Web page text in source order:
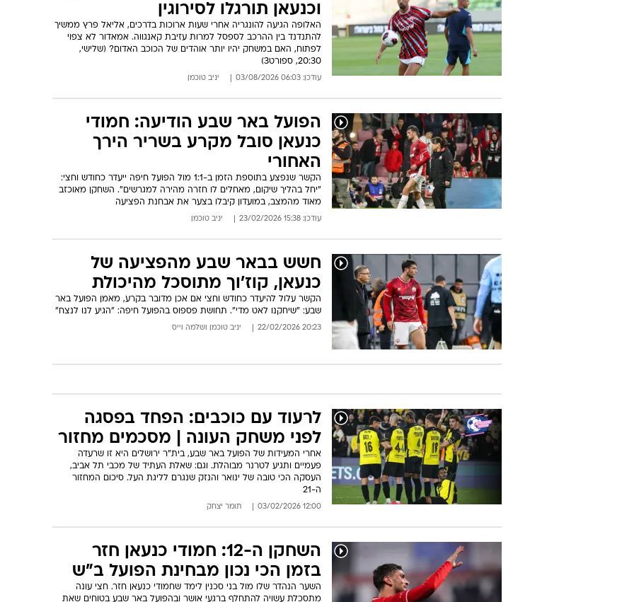
וכנעאן תורגלו לסירוגין
האלופה הגיעה להונגריה אחרי שעות ארוכות בדרכים, אליאל פרץ ממשיך
להתנדנד בין ההרכב לספסל למרות עזיבת קאנגווה. אמאדור לא צפוי
לפתוח, האם במשחק יהיו יותר אוהדים של הכוכב האדום? (שלישי,
20:30, ספורט3)
עודכן: 06:03 03/08/2026 יניב טוכמן
הפועל באר שבע הודיעה: חמודי
כנעאן סובל מקרע בשריר הירך
האחורי
הקשר שנפצע בתוספת הזמן ב-1:1 מול הפועל חיפה ייעדר כחודש וחצי:
"יחל בהליך שיקום, מאחלים לו חזרה מהירה למגרשים". השחקן מאוכזב
מאוד מהמצב, במועדון קיבלו בצער את אבחנת הפציעה
עודכן: 15:38 23/02/2026 יניב טוכמן
חשש בבאר שבע מהפציעה של
כנעאן, קוז'וך מתוסכל מהיכולת
הקשר עלול להיעדר כחודש וחצי אם אכן מדובר בקרע, מאמן הפועל באר
שבע: "שיחקנו לאט מדי". תחושת פספוס בהפועל חיפה: "הגיע לנו לנצח"
20:23 22/02/2026 יניב טוכמן שלמה וייס
לרעוד עם כוכבים: הפחד בפסגה
לפני משחק העונה | מסכמים מחזור
אחרי המעידות של הפועל באר שבע, בית"ר ירושלים היא זו שרעדה
פעמיים ותגיע לטרנר מבוהלת. וגם: שאלת העתיד של מכבי תל אביב,
העסקה הכי טובה של ינואר והנזק שנגרם לליגת העל. סיכום המחזור
ה-21
12:00 03/02/2026 תומר יצחק
השחקן ה-12: חמודי כנעאן חזר
בזמן הכי נכון מבחינת הפועל ב"ש
השער הנהדר שלו מול בני סכנין לימד שחמודי כנעאן חזר. חצי עונה
מתסכלת עשויה להתחלף ברגעי אושר ובהפועל באר שבע בטוחים שאת